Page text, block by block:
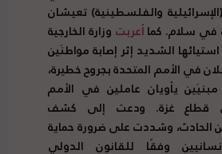
والفلسطينية) تعيشان
في سلام. كماأعربت وزارة الخارجية
الشديد إثر إصابة مواطنَين
في الأمم المتحدة بجروح خطيرة،
يأويان عاملين في الأمم
قطاع غزة. ودعت إلى كشف
الحادث، وشددت على ضرورة حماية
وفقًا للقانون الدولي